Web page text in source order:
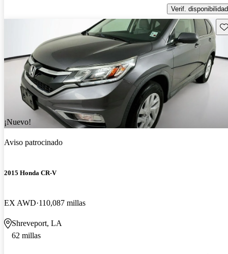
Verif. disponibilidad
¡Nuevo!
Aviso patrocinado
2015 Honda CR-V
EX AWD 110,087 millas
Shreveport, LA
62 millas